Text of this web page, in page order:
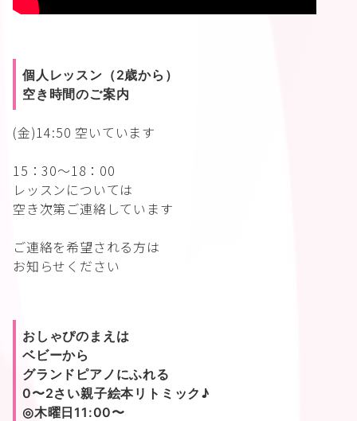
個人レッスン（2歳から）
空き時間のご案内
(金)14:50 空いています
15：30〜18：00
レッスンについては
空き次第ご連絡しています
ご連絡を希望される方は
お知らせください
おしゃぴのまえは
ベビーから
グランドピアノにふれる
0〜2さい親子絵本リトミック♪
◎木曜日11:00〜